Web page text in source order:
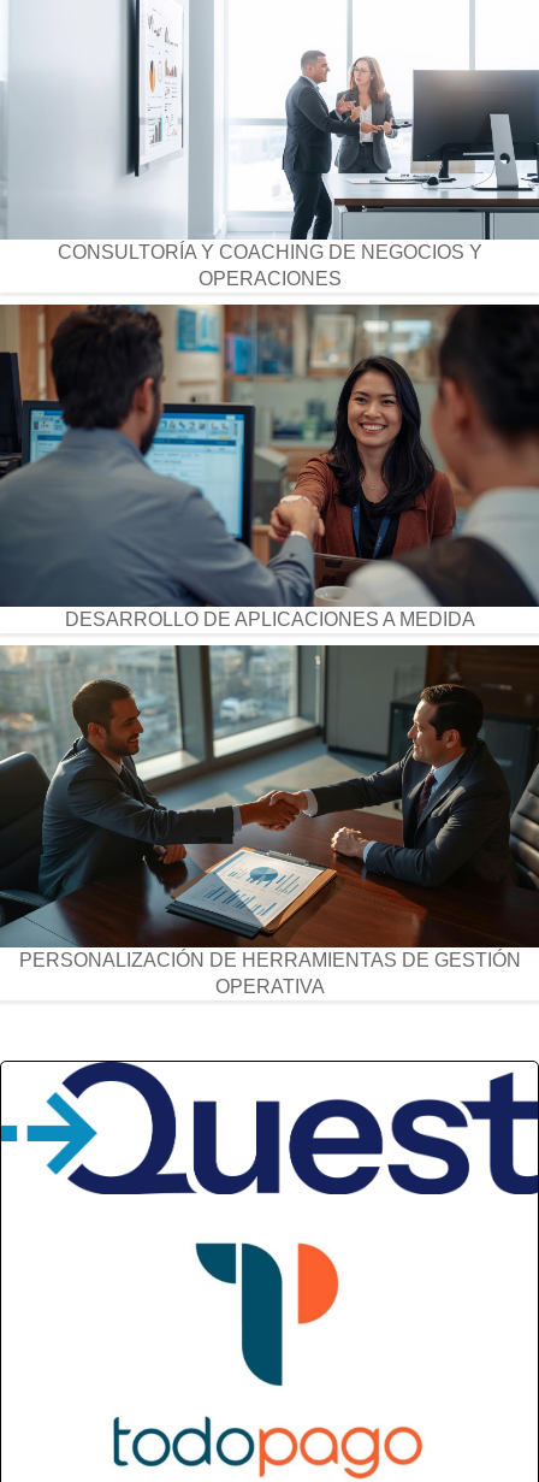
CONSULTORÍA Y COACHING DE NEGOCIOS Y
OPERACIONES
DESARROLLO DE APLICACIONES A MEDIDA
PERSONALIZACIÓN DE HERRAMIENTAS DE GESTIÓN
OPERATIVA